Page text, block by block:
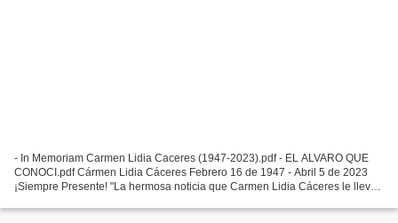
- In Memoriam Carmen Lidia Caceres (1947-2023).pdf - EL ALVARO QUE
CONOCI.pdf Cármen Lidia Cáceres Febrero 16 de 1947 - Abril 5 de 2023
¡Siempre Presente! "La hermosa noticia que Carmen Lidia Cáceres le lleva